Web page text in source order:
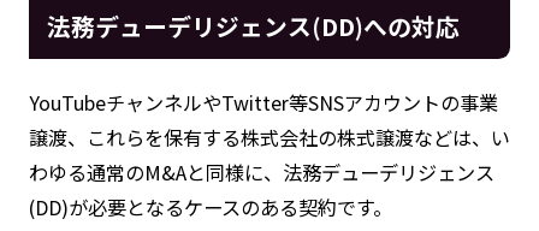
法務デューデリジェンス(DD)への対応
YouTubeチャンネルやTwitter等SNSアカウントの事業
譲渡、これらを保有する株式会社の株式譲渡などは、い
わゆる通常のM&Aと同様に、法務デューデリジェンス
(DD)が必要となるケースのある契約です。